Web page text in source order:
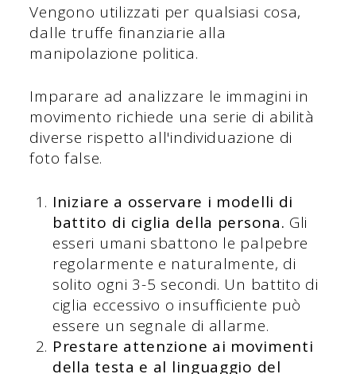
Vengono utilizzati per qualsiasi cosa,
dalle truffe finanziarie alla
manipolazione politica.
Imparare ad analizzare le immagini in
movimento richiede una serie di abilità
diverse rispetto all'individuazione di
foto false.
Iniziare a osservare i modelli di
battito di ciglia della persona. Gli
esseri umani sbattono le palpebre
regolarmente e naturalmente, di
solito ogni 3-5 secondi. Un battito di
ciglia eccessivo o insufficiente può
essere un segnale di allarme.
Prestare attenzione ai movimenti
della testa e al linguaggio del